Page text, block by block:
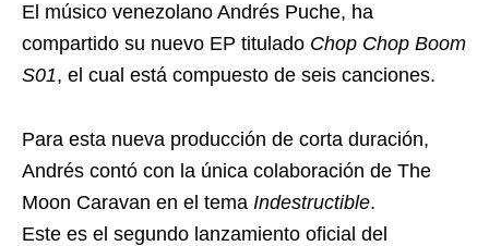
El músico venezolano Andrés Puche, ha
compartido su nuevo EP titulado Chop Chop Boom
S01, el cual está compuesto de seis canciones.
Para esta nueva producción de corta duración,
Andrés contó con la única colaboración de The
Moon Caravan en el tema Indestructible.
Este es el segundo lanzamiento oficial del